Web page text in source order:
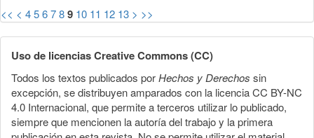
<< < 456789 10 11 12 13 > >>
Uso de licencias Creative Commons (CC)
Todos los textos publicados porHechos y Derechos sin
excepción, se distribuyen amparados con la licencia CC BY-NC
4.0 Internacional, que permite a terceros utilizar lo publicado,
siempre que mencionen la autoría del trabajo y la primera